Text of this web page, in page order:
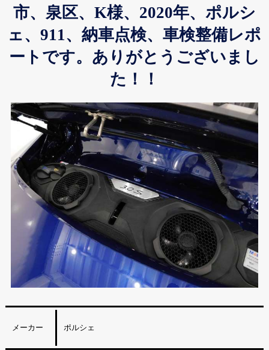
市、泉区、K様、2020年、ポルシ
ェ、911、納車点検、車検整備レポ
ートです。ありがとうございまし
た！！
メーカー ポルシェ